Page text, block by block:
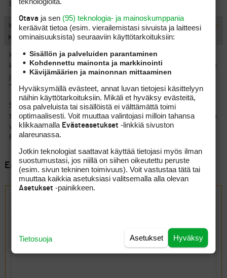
Lähtee vedellä lavasta pois eli jotain talkkipohjaista on
16.4.2023 17:16:38 #1383861 VASTAA ILMOITA ASIATON VIESTI
KL1
Kaikenlaisia vinkkejä on tullut kenkäsuihkeesta
kuivashampooseen. Jos pinkka on kunnossa, niin siitä vain. Itse
joskus golfurani alkupuolella laitoin talkkia pieneen astiaan ja
”kastoin” mailani lavan talkkiin. Helppoa ja halpaa.
Sittemmin olen oppinut tunnistamaan osuman laadun enkä
tarvitse moisia konsteja enää. Rautamailoihin jää rangepalloista
varsin selkeästi luettava jälki, jonka puolisokeakin tunnistaa.
Puumailoihin ei moista selvää jälkeä jää.
Esillä 10 viestiä, 1 - 10 (kaikkiaan 10)
Vastaa aiheeseen: Osumajäljen paikannus?
Otava ja sen (95) teknologia- ja mainoskumppania
keräävät tietoa (esim. vierailemis­tasi sivuista ja laitteesi
ominaisuuk­sista) seuraaviin käyttötarkoituksiin:
Sisällön ja palveluiden parantaminen
Kohdennettu mainonta ja markkinointi
Kävijämäärien ja mainonnan mittaaminen
Hyväksymällä evästeet, annat luvan tietojesi käsittelyyn
näihin käyttötarkoituksiin. Mikäli et hyväksy evästeitä,
osa palveluista tai sisällöistä ei välttämättä toimi
optimaalisesti. Voit muuttaa valintojasi milloin tahansa
klikkaamalla Evästeasetukset -linkkiä sivuston
alareunassa.
Jotkin teknologiat saattavat käyttää tietojasi myös ilman
suostumustasi, jos niillä on siihen oikeutettu peruste
(esim. sivun tekninen toimivuus). Voit vastustaa tätä tai
muuttaa kaikkia asetuksiasi valitsemalla alla olevan
Asetukset -painikkeen.
Hyväksy
Asetukset
Tietosuoja